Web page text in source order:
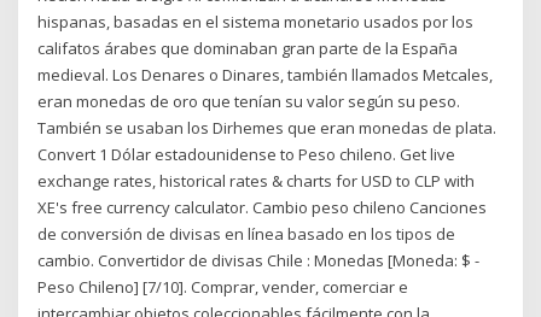
hispanas, basadas en el sistema monetario usados por los
califatos árabes que dominaban gran parte de la España
medieval. Los Denares o Dinares, también llamados Metcales,
eran monedas de oro que tenían su valor según su peso.
También se usaban los Dirhemes que eran monedas de plata.
Convert 1 Dólar estadounidense to Peso chileno. Get live
exchange rates, historical rates & charts for USD to CLP with
XE's free currency calculator. Cambio peso chileno Canciones
de conversión de divisas en línea basado en los tipos de
cambio. Convertidor de divisas Chile : Monedas [Moneda: $ -
Peso Chileno] [7/10]. Comprar, vender, comerciar e